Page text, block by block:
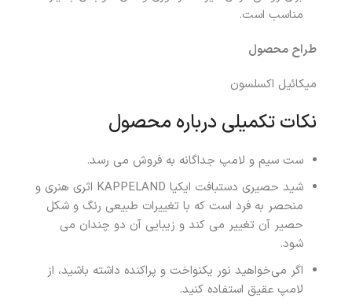
مناسب است.
طراح محصول
میکائیل اکسلسون
نکات تکمیلی درباره محصول
ست سیم و لامپ جداگانه به فروش می رسد.
شید حصیری دستبافت ایکیا KAPPELAND اثری هنری و
منحصر به فرد است که با تغییرات طبیعی رنگ و شکل
حصیر آن تغییر می کند و زیبایی آن دو چندان می
شود.
اگر می‌خواهید نور یکنواخت و پراکنده داشته باشید، از
لامپ عقیق استفاده کنید.